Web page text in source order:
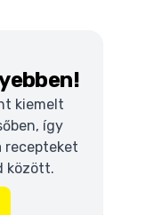
kiemelt
így
recepteket
között.